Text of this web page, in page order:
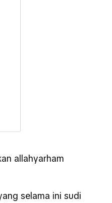
allahyarham
selama ini sudi